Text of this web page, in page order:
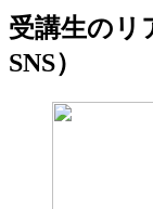
受講生のリ
SNS）